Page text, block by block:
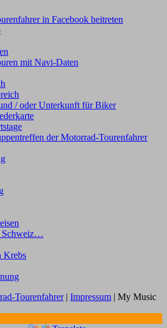
in Facebook beitreten
mit Navi-Daten
/ oder Unterkunft für Biker
der Motorrad-Tourenfahrer
Schweiz…
Krebs
Tourenfahrer| Impressum | My Music